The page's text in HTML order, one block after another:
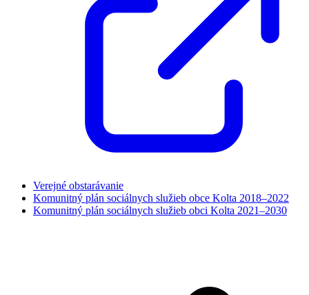
Verejné obstarávanie
Komunitný plán sociálnych služieb obce Kolta 2018–2022
Komunitný plán sociálnych služieb obci Kolta 2021–2030